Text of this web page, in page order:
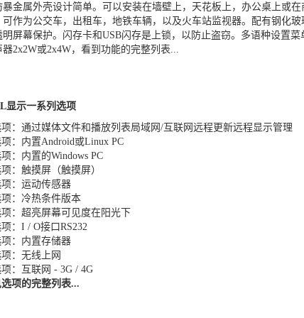
暴金属外壳设计简单。可以安装在墙壁上，天花板上，办公桌上或在
可作为公交车，出租车，地铁车辆，以及火车站监视器。配有钢化玻
屏幕保护。闪存卡和USB闪存是上锁，以防止盗窃。多语种设置菜
2x2W或2x4W，看到功能的完整列 表...
显示一系列选项
：通过媒体文件和播放列表局域网/互联网远程更新远程显示管理
：内置Android或Linux PC
：内置的Windows PC
：触摸屏（触摸屏）
：运动传感器
：冷热条件版本
：超亮屏幕可见度在阳光下
：I / O接口RS232
：内置存储器
：无线上网
：互联网 - 3G / 4G
选项的完整列表...